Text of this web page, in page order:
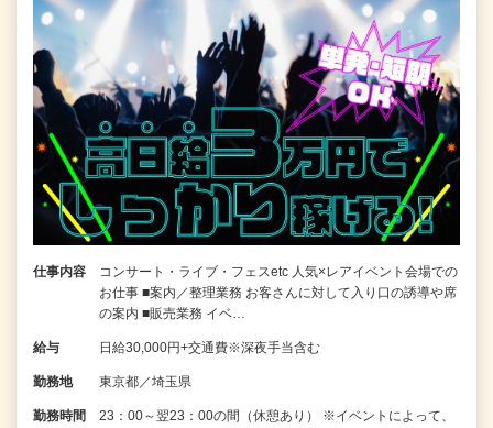
仕事内容
コンサート・ライブ・フェスetc 人気×レアイベント会場での
お仕事 ■案内／整理業務 お客さんに対して入り口の誘導や席
の案内 ■販売業務 イベ…
給与 日給30,000円+交通費※深夜手当含む
勤務地 東京都／埼玉県
勤務時間
23：00～翌23：00の間（休憩あり） ※イベントによって、